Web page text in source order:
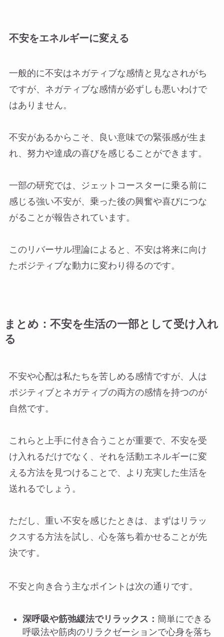
不安をエネルギーに変える
一般的に不安はネガティブな感情と見なされがち
ですが、ネガティブな感情が必ずしも悪いわけで
はありません。
不安があるからこそ、良い意味での緊張感が生ま
れ、努力や達成の喜びを感じることができます。
一部の研究では、ジェットコースターに乗る前に
感じる強い不安が、乗った後の興奮や喜びにつな
がることが報告されています。
このリバーサル理論によると、不安は将来に向け
たポジティブな動力に変わり得るのです。
まとめ：不安を生活の一部として受け入れ
る
不安や心配は私たちを苦しめる感情ですが、人は
ポジティブとネガティブの両方の感情を持つのが
自然です。
これらと上手に付き合うことが重要で、不安を受
け入れるだけでなく、それを活動エネルギーに変
える方法を見つけることで、より充実した生活を
送れるでしょう。
ただし、重い不安を感じたときは、まずはリラッ
クスする方法を試し、心を落ち着かせることが先
決です。
不安と向き合う主なポイントは次の通りです。
深呼吸や筋弛緩法でリラックス： 簡単にできる
呼吸法や筋肉のリラクゼーションで心身を落ち